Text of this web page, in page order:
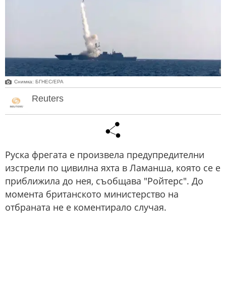
Снимка: БГНЕС/ЕРА
Reuters
Руска фрегата е произвела предупредителни
изстрели по цивилна яхта в Ламанша, която се е
приближила до нея, съобщава "Ройтерс". До
момента британското министерство на
отбраната не е коментирало случая.